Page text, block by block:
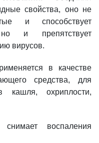
свойства, оно не
и способствует
и препятствует
вирусов.
в качестве
средства, для
кашля, охриплости,
снимает воспаления